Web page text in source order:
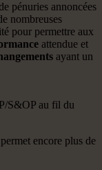
pénuries annoncées
nombreuses
pour permettre aux
attendue et
ayant un
S&OP au fil du
encore plus de